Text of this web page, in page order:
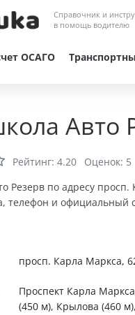
Справочник и
в помощь водителю
ОСАГО
Авто
Рейтинг: 4.20 Оценок: 5
Резерв по адресу
телефон и официальный
просп. Карла Маркса,
Проспект Карла
(450 м), Крылова (460